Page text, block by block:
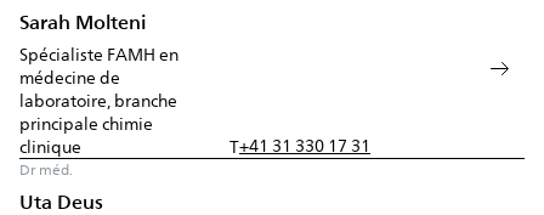
Sarah Molteni
Spécialiste FAMH en
médecine de
laboratoire, branche
principale chimie
clinique
T+41 31 330 17 31
Dr méd.
Uta Deus